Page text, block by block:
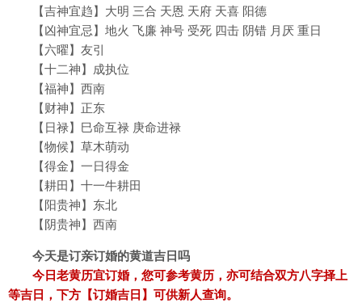
【吉神宜趋】大明 三合 天恩 天府 天喜 阳德
【凶神宜忌】地火 飞廉 神号 受死 四击 阴错 月厌 重日
【六曜】友引
【十二神】成执位
【福神】西南
【财神】正东
【日禄】巳命互禄 庚命进禄
【物候】草木萌动
【得金】一日得金
【耕田】十一牛耕田
【阳贵神】东北
【阴贵神】西南
今天是订亲订婚的黄道吉日吗
今日老黄历宜订婚，您可参考黄历，亦可结合双方八字择上
等吉日，下方【订婚吉日】可供新人查询。